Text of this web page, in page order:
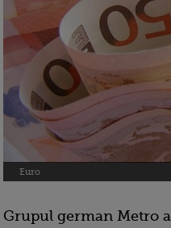
Euro
Grupul german Metro